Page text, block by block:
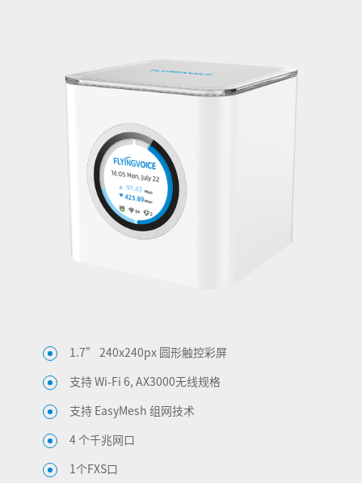
1.7” 240x240px 圆形触控彩屏
支持 Wi-Fi 6, AX3000无线规格
支持 EasyMesh 组网技术
4 个千兆网口
1个FXS口